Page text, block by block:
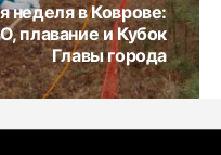
неделя в Коврове:
плавание и Кубок
Главы города